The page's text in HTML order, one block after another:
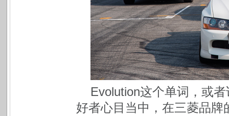
Evolution这个单词，或
好者心目当中，在三菱品